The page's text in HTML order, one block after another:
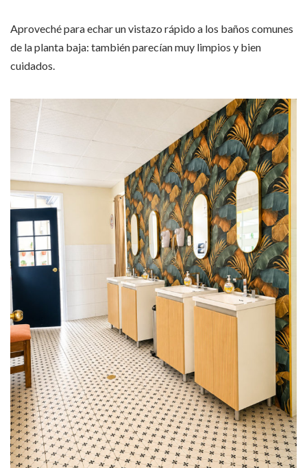
Aproveché para echar un vistazo rápido a los baños comunes
de la planta baja: también parecían muy limpios y bien
cuidados.